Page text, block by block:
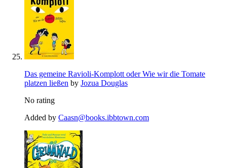
Das gemeine Ravioli-Komplott oder Wie wir die Tomate
platzen ließen by Jozua Douglas
No rating
Added by Caasn@books.ibbtown.com